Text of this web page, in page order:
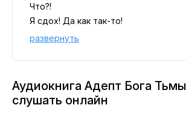
Что?!
Я сдох! Да как так-то!
Погодите-ка… Теперь я в теле его
Ну что, Соколов, готов увидеть
развернуть
Аудиокнига Адепт Бога
слушать онлайн